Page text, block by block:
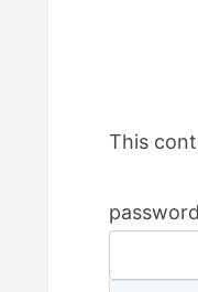
This
password